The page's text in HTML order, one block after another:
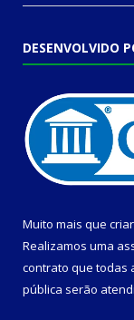
DESENVOLVIDO
Muito mais que
Realizamos uma
contrato que todas
pública serão